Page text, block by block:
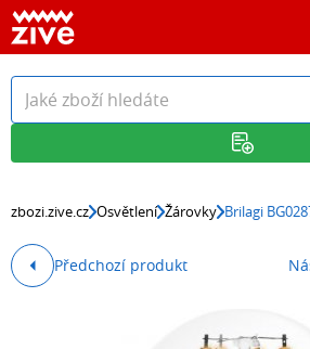
zbozi.zive.cz Osvětlení Žárovky Brilagi
Předchozí produkt